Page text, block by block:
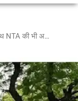
NEET-UG री-एग्जाम आज, 22 लाख अभ्यर्थियों के साथ NTA की भी अग्निपरीक्षा